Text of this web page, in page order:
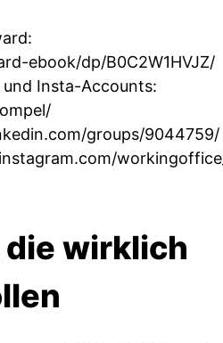
ebook/dp/B0C2W1HVJZ/
Insta-Accounts:
groups/9044759/
workingoffice_
die wirklich